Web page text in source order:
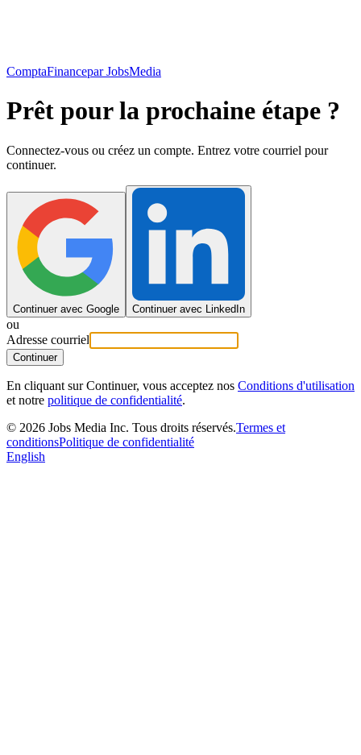
ComptaFinancepar JobsMedia
Prêt pour la prochaine étape ?
Connectez-vous ou créez un compte. Entrez votre courriel pour
continuer.
Continuer avec Google Continuer avec LinkedIn
ou
Adresse courriel
Continuer
En cliquant sur Continuer, vous acceptez nos Conditions d'utilisation
et notre politique de confidentialité.
© 2026 Jobs Media Inc. Tous droits réservés.Termes et
conditionsPolitique de confidentialité
English